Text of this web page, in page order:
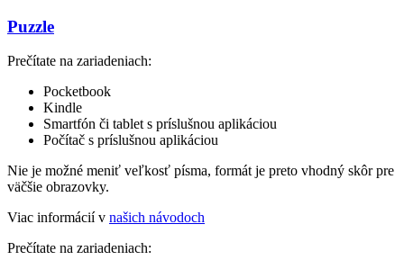
Puzzle
Prečítate na zariadeniach:
Pocketbook
Kindle
Smartfón či tablet s príslušnou aplikáciou
Počítač s príslušnou aplikáciou
Nie je možné meniť veľkosť písma, formát je preto vhodný skôr pre
väčšie obrazovky.
Viac informácií v našich návodoch
Prečítate na zariadeniach: